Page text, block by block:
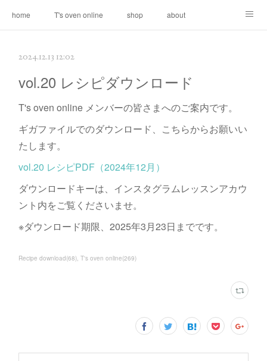
home T's oven online shop about
2024.12.13 12:02
vol.20 レシピダウンロード
T's oven online メンバーの皆さまへのご案内です。
ギガファイルでのダウンロード、こちらからお願いい
たします。
vol.20 レシピPDF（2024年12月）
ダウンロードキーは、インスタグラムレッスンアカウ
ント内をご覧くださいませ。
※ダウンロード期限、2025年3月23日までです。
Recipe download(68) T's oven online(269)